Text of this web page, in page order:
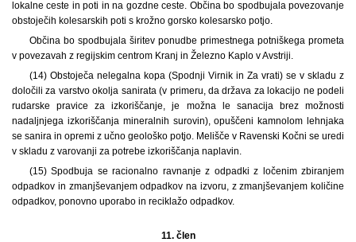
lokalne ceste in poti in na gozdne ceste. Občina bo spodbujala povezovanje
obstoječih kolesarskih poti s krožno gorsko kolesarsko potjo.
Občina bo spodbujala širitev ponudbe primestnega potniškega prometa
v povezavah z regijskim centrom Kranj in Železno Kaplo v Avstriji.
(14) Obstoječa nelegalna kopa (Spodnji Virnik in Za vrati) se v skladu z
določili za varstvo okolja sanirata (v primeru, da država za lokacijo ne podeli
rudarske pravice za izkoriščanje, je možna le sanacija brez možnosti
nadaljnjega izkoriščanja mineralnih surovin), opuščeni kamnolom lehnjaka
se sanira in opremi z učno geološko potjo. Melišče v Ravenski Kočni se uredi
v skladu z varovanji za potrebe izkoriščanja naplavin.
(15) Spodbuja se racionalno ravnanje z odpadki z ločenim zbiranjem
odpadkov in zmanjševanjem odpadkov na izvoru, z zmanjševanjem količine
odpadkov, ponovno uporabo in reciklažo odpadkov.
11. člen